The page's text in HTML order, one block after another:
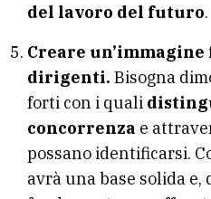
del lavoro del futuro.
Creare
dirigenti. Bisogna
forti con i quali
concorrenza e
possano identificarsi.
avrà una base solida e,